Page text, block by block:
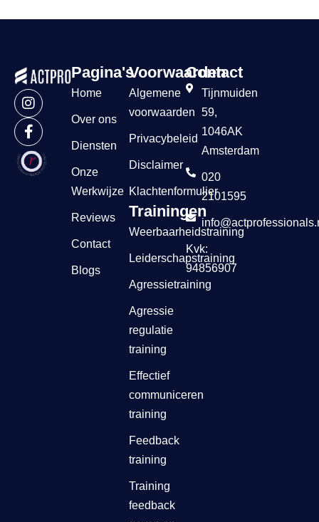
Pagina's
Home
Over ons
Diensten
Onze
Werkwijze
Reviews
Contact
Blogs
Voorwaarden
Algemene
voorwaarden
Privacybeleid
Disclaimer
Klachtenformulier
Trainingen
Weerbaarheidstraining
Leiderschapstraining
Agressietraining
Agressie
regulatie
training
Effectief
communiceren
training
Feedback
training
Training
feedback
Contact
Tijnmuiden
59,
1046AK
Amsterdam
020
2101595
Kvk:
94856907